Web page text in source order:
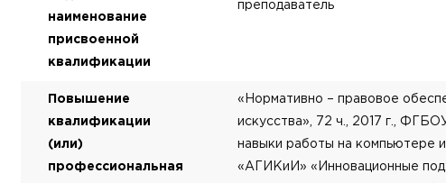
наименование
присвоенной
квалификации
преподаватель
Повышение
квалификации
(или)
профессиональная
«Нормативно – правовое
искусства», 72 ч., 2017 г.,
навыки работы на компьютере
«АГИКиИ» «Инновационные